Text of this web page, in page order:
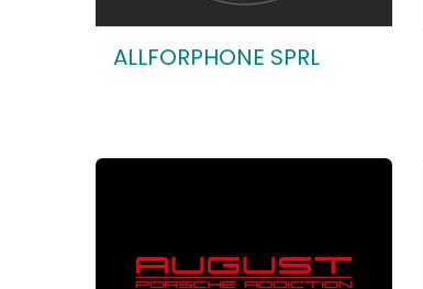
ALLFORPHONE SPRL